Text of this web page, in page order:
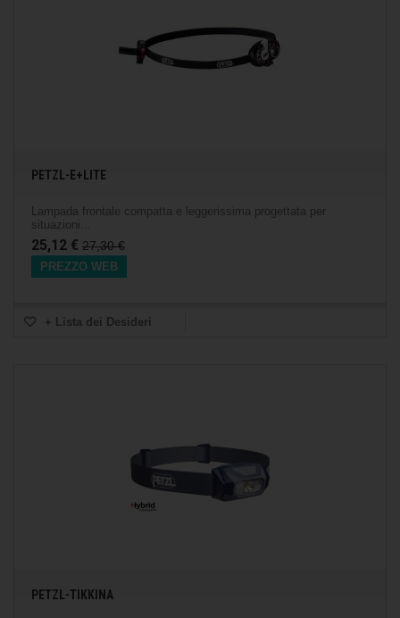
PETZL-E+LITE
Lampada frontale compatta e leggerissima progettata per
situazioni...
25,12 € 27,30 €
PREZZO WEB
+ Lista dei Desideri
PETZL-TIKKINA